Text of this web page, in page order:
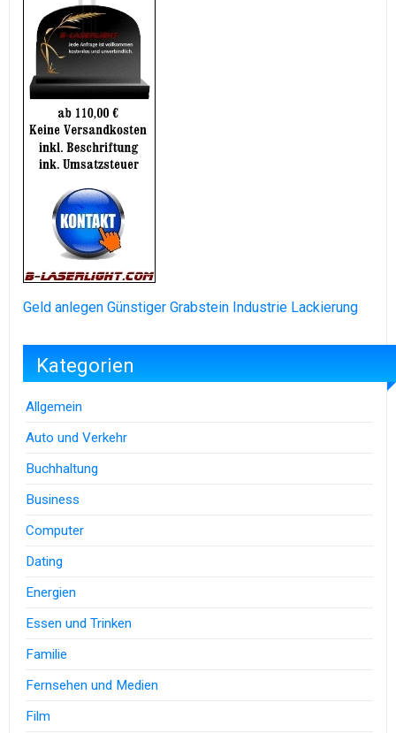
Geld anlegen Günstiger Grabstein Industrie Lackierung
Kategorien
Allgemein
Auto und Verkehr
Buchhaltung
Business
Computer
Dating
Energien
Essen und Trinken
Familie
Fernsehen und Medien
Film